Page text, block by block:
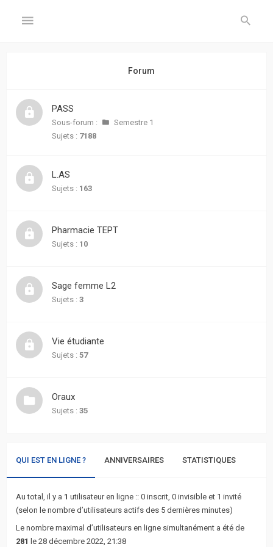
Inscription
FORUM
sans
réponse
actifs
Recherche
avancée
L’équipe
Forum
PASS
Sous-forum :
Semestre 1
Sujets : 7188
L.AS
Sujets : 163
Pharmacie TEPT
Sujets : 10
Sage femme L2
Sujets : 3
Vie étudiante
Sujets : 57
Oraux
Sujets : 35
QUI EST EN LIGNE ? ANNIVERSAIRES STATISTIQUES
Au total, il y a 1 utilisateur en ligne :: 0 inscrit, 0 invisible et 1 invité
(selon le nombre d’utilisateurs actifs des 5 dernières minutes)
Le nombre maximal d’utilisateurs en ligne simultanément a été de
281 le 28 décembre 2022, 21:38